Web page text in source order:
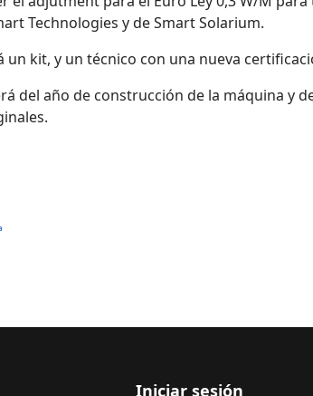
Technologies y de Smart Solarium.
un kit, y un técnico con una nueva
del año de construcción de la máquina y
Iniciar sesión